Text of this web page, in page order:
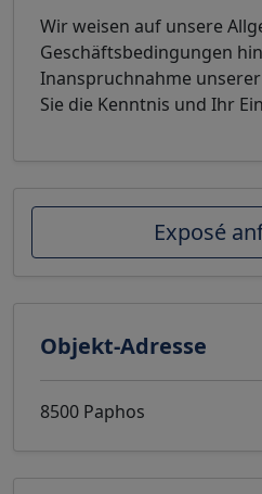
Wir weisen auf unsere
Geschäftsbedingungen
Inanspruchnahme
Sie die Kenntnis und Ihr
Exposé
Objekt-Adresse
8500 Paphos